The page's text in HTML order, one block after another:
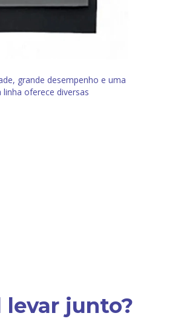
grande desempenho e uma
oferece diversas
levar junto?